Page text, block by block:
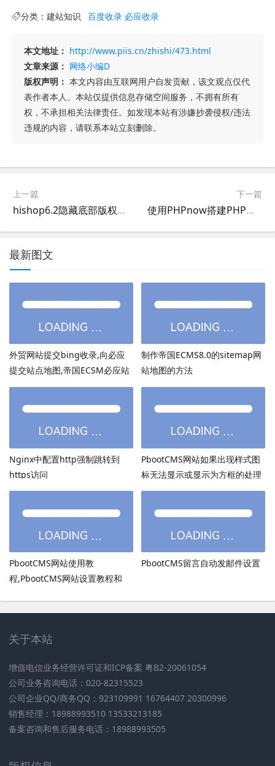
分类： 建站知识 百度收录 必应收录
本文地址： http://www.piis.cn/zhishi/473.html
文章来源： 网络小编D
版权声明： 本文内容由互联网用户自发贡献，该文观点仅代
表作者本人。本站仅提供信息存储空间服务，不拥有所有
权，不承担相关法律责任。如发现本站有涉嫌抄袭侵权/违法
违规的内容，请联系本站立刻删除。
上一篇
hishop6.2隐藏底部版权,hishop6去底部版权
下一篇
使用PHPnow搭建PHP环境Apache+PHP+MySQL+zend+phpMyAdmin
最新图文
外贸网站提交bing收录,向必应
提交站点地图,帝国ECSM必应站
点图sitemap提交
制作帝国ECMS8.0的sitemap网
站地图的方法
Nginx中配置http强制跳转到
https访问
PbootCMS网站如果出现样式图
标无法显示或显示为方框的处理
方法
PbootCMS网站使用教
程,PbootCMS网站设置教程和
PbootCMS留言自动发邮件设置
关于本站
增值电信业务经营许可证和ICP备案 粤B2-20061054
公司业务咨询电话：020-82315523
公司企业QQ/商务QQ：923109991 16764407 20300996
销售经理：18988993510 13533213185
备案咨询和售后服务电话：18988993505